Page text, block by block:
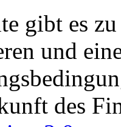
gibt es
und
des